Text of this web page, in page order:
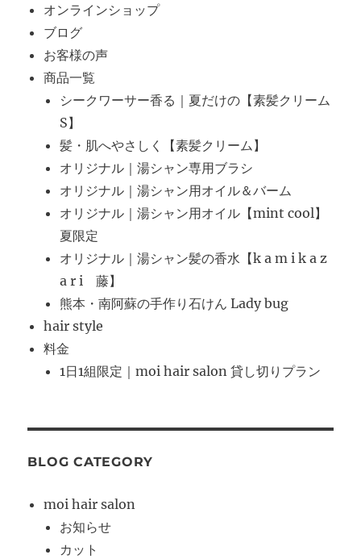
オンラインショップ
ブログ
お客様の声
商品一覧
シークワーサー香る｜夏だけの【素髪クリーム
S】
髪・肌へやさしく【素髪クリーム】
オリジナル｜湯シャン専用ブラシ
オリジナル｜湯シャン用オイル＆バーム
オリジナル｜湯シャン用オイル【mint cool】
夏限定
オリジナル｜湯シャン髪の香水【k a m i k a z
a r i 藤】
熊本・南阿蘇の手作り石けん Lady bug
hair style
料金
1日1組限定｜moi hair salon 貸し切りプラン
BLOG CATEGORY
moi hair salon
お知らせ
カット